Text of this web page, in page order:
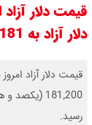
دلار آزاد به 181 هزار تومان رسید
​قیمت دلار آزاد
181,200
رسید.